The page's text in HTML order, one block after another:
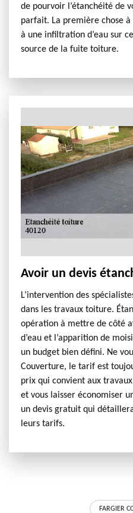
de pourvoir l’étanchéité de
parfait. La première chose
à une infiltration d’eau sur
source de la fuite toiture.
Avoir un devis
L’intervention des
dans les travaux toiture.
opération à mettre de côté
d’eau et l’apparition de
un budget bien défini. Ne
Couverture, le tarif est
prix qui convient aux
et vous laisser économiser
un devis gratuit qui
leurs tarifs.
FARGIER